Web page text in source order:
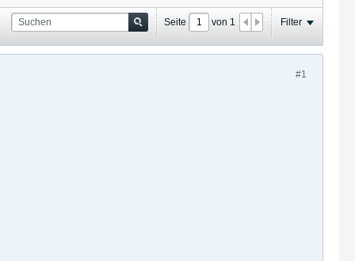
Seite von 1 Filter
#1